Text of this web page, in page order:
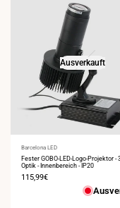
Ausverkauft
Anbieter:
Barcelona LED
Fester GOBO-LED-Logo-Projektor -
Optik - Innenbereich - IP20
Verkaufspreis
115,99€